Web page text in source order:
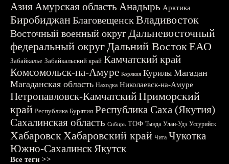
АзияАмурская область Анадырь Арктика
БиробиджанБлаговещенскВладивосток
Восточный военный округДальневосточный
федеральный округДальний ВостокЕАО
Забайкалье Забайкальский край Камчатский край
Комсомольск-на-Амуре Корякия Курилы Магадан
Магаданская область Находка Николаевск-на-Амуре
Петропавловск-КамчатскийПриморский
край Республика Бурятия Республика Саха (Якутия)
Сахалинская область Сибирь ТОФ Тында Улан-Удэ Уссурийск
ХабаровскХабаровский край Чита Чукотка
Южно-СахалинскЯкутск
Все теги >>